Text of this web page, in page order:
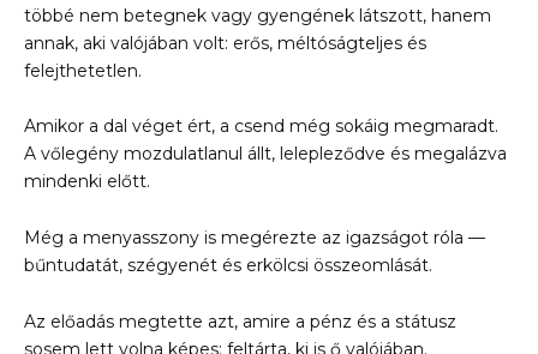
többé nem betegnek vagy gyengének látszott, hanem
annak, aki valójában volt: erős, méltóságteljes és
felejthetetlen.
Amikor a dal véget ért, a csend még sokáig megmaradt.
A vőlegény mozdulatlanul állt, lelepleződve és megalázva
mindenki előtt.
Még a menyasszony is megérezte az igazságot róla —
bűntudatát, szégyenét és erkölcsi összeomlását.
Az előadás megtette azt, amire a pénz és a státusz
sosem lett volna képes: feltárta, ki is ő valójában.